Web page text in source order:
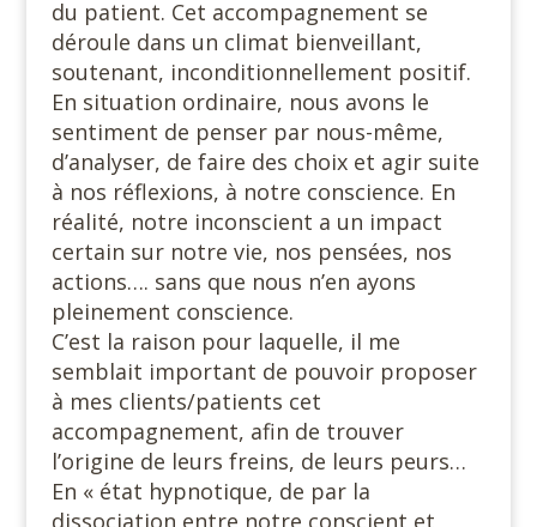
du patient. Cet accompagnement se
déroule dans un climat bienveillant,
soutenant, inconditionnellement positif.
En situation ordinaire, nous avons le
sentiment de penser par nous-même,
d’analyser, de faire des choix et agir suite
à nos réflexions, à notre conscience. En
réalité, notre inconscient a un impact
certain sur notre vie, nos pensées, nos
actions…. sans que nous n’en ayons
pleinement conscience.
C’est la raison pour laquelle, il me
semblait important de pouvoir proposer
à mes clients/patients cet
accompagnement, afin de trouver
l’origine de leurs freins, de leurs peurs…
En « état hypnotique, de par la
dissociation entre notre conscient et